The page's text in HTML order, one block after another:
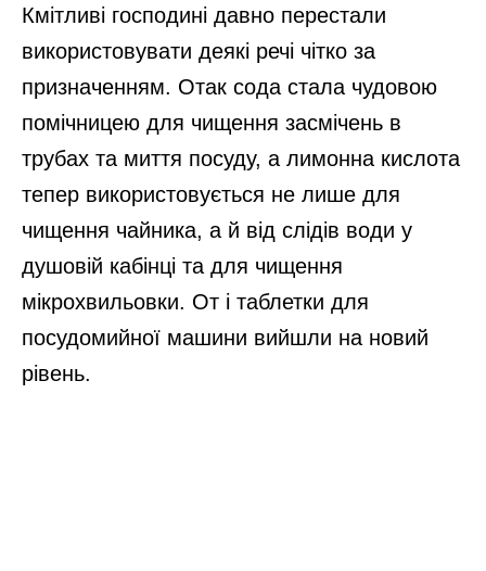
Кмітливі господині давно перестали
використовувати деякі речі чітко за
призначенням. Отак сода стала чудовою
помічницею для чищення засмічень в
трубах та миття посуду, а лимонна кислота
тепер використовується не лише для
чищення чайника, а й від слідів води у
душовій кабінці та для чищення
мікрохвильовки. От і таблетки для
посудомийної машини вийшли на новий
рівень.